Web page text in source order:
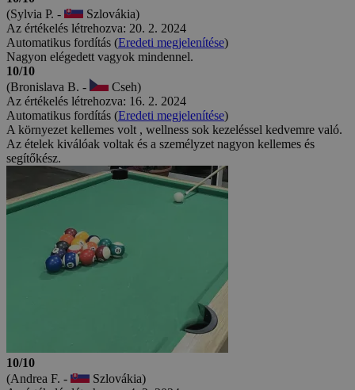
(Sylvia P. -
Szlovákia)
Az értékelés létrehozva: 20. 2. 2024
Automatikus fordítás (Eredeti megjelenítése)
Nagyon elégedett vagyok mindennel.
10/10
(Bronislava B. -
Cseh)
Az értékelés létrehozva: 16. 2. 2024
Automatikus fordítás (Eredeti megjelenítése)
A környezet kellemes volt , wellness sok kezeléssel kedvemre való.
Az ételek kiválóak voltak és a személyzet nagyon kellemes és
segítőkész.
10/10
(Andrea F. -
Szlovákia)